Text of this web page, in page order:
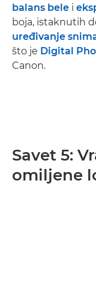
balans bele i
boja, istaknutih
uređivanje
što je Digital
Canon.
Savet 5:
omiljene